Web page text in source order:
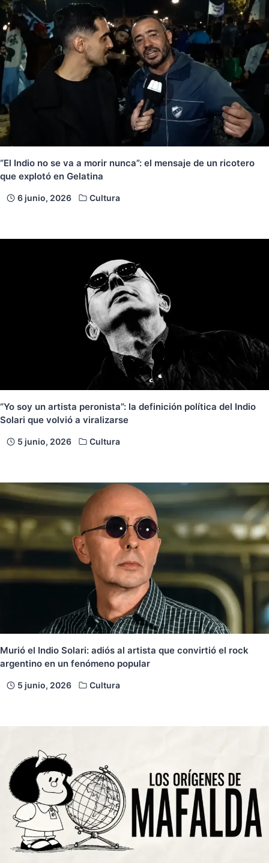
“El Indio no se va a morir nunca”: el mensaje de un ricotero
que explotó en Gelatina
6 junio, 2026 Cultura
“Yo soy un artista peronista”: la definición política del Indio
Solari que volvió a viralizarse
5 junio, 2026 Cultura
Murió el Indio Solari: adiós al artista que convirtió el rock
argentino en un fenómeno popular
5 junio, 2026 Cultura